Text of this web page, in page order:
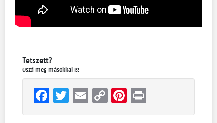
Tetszett?
Oszd meg másokkal is!
Facebook
Twitter
EmailCopy
Link
Pinterest